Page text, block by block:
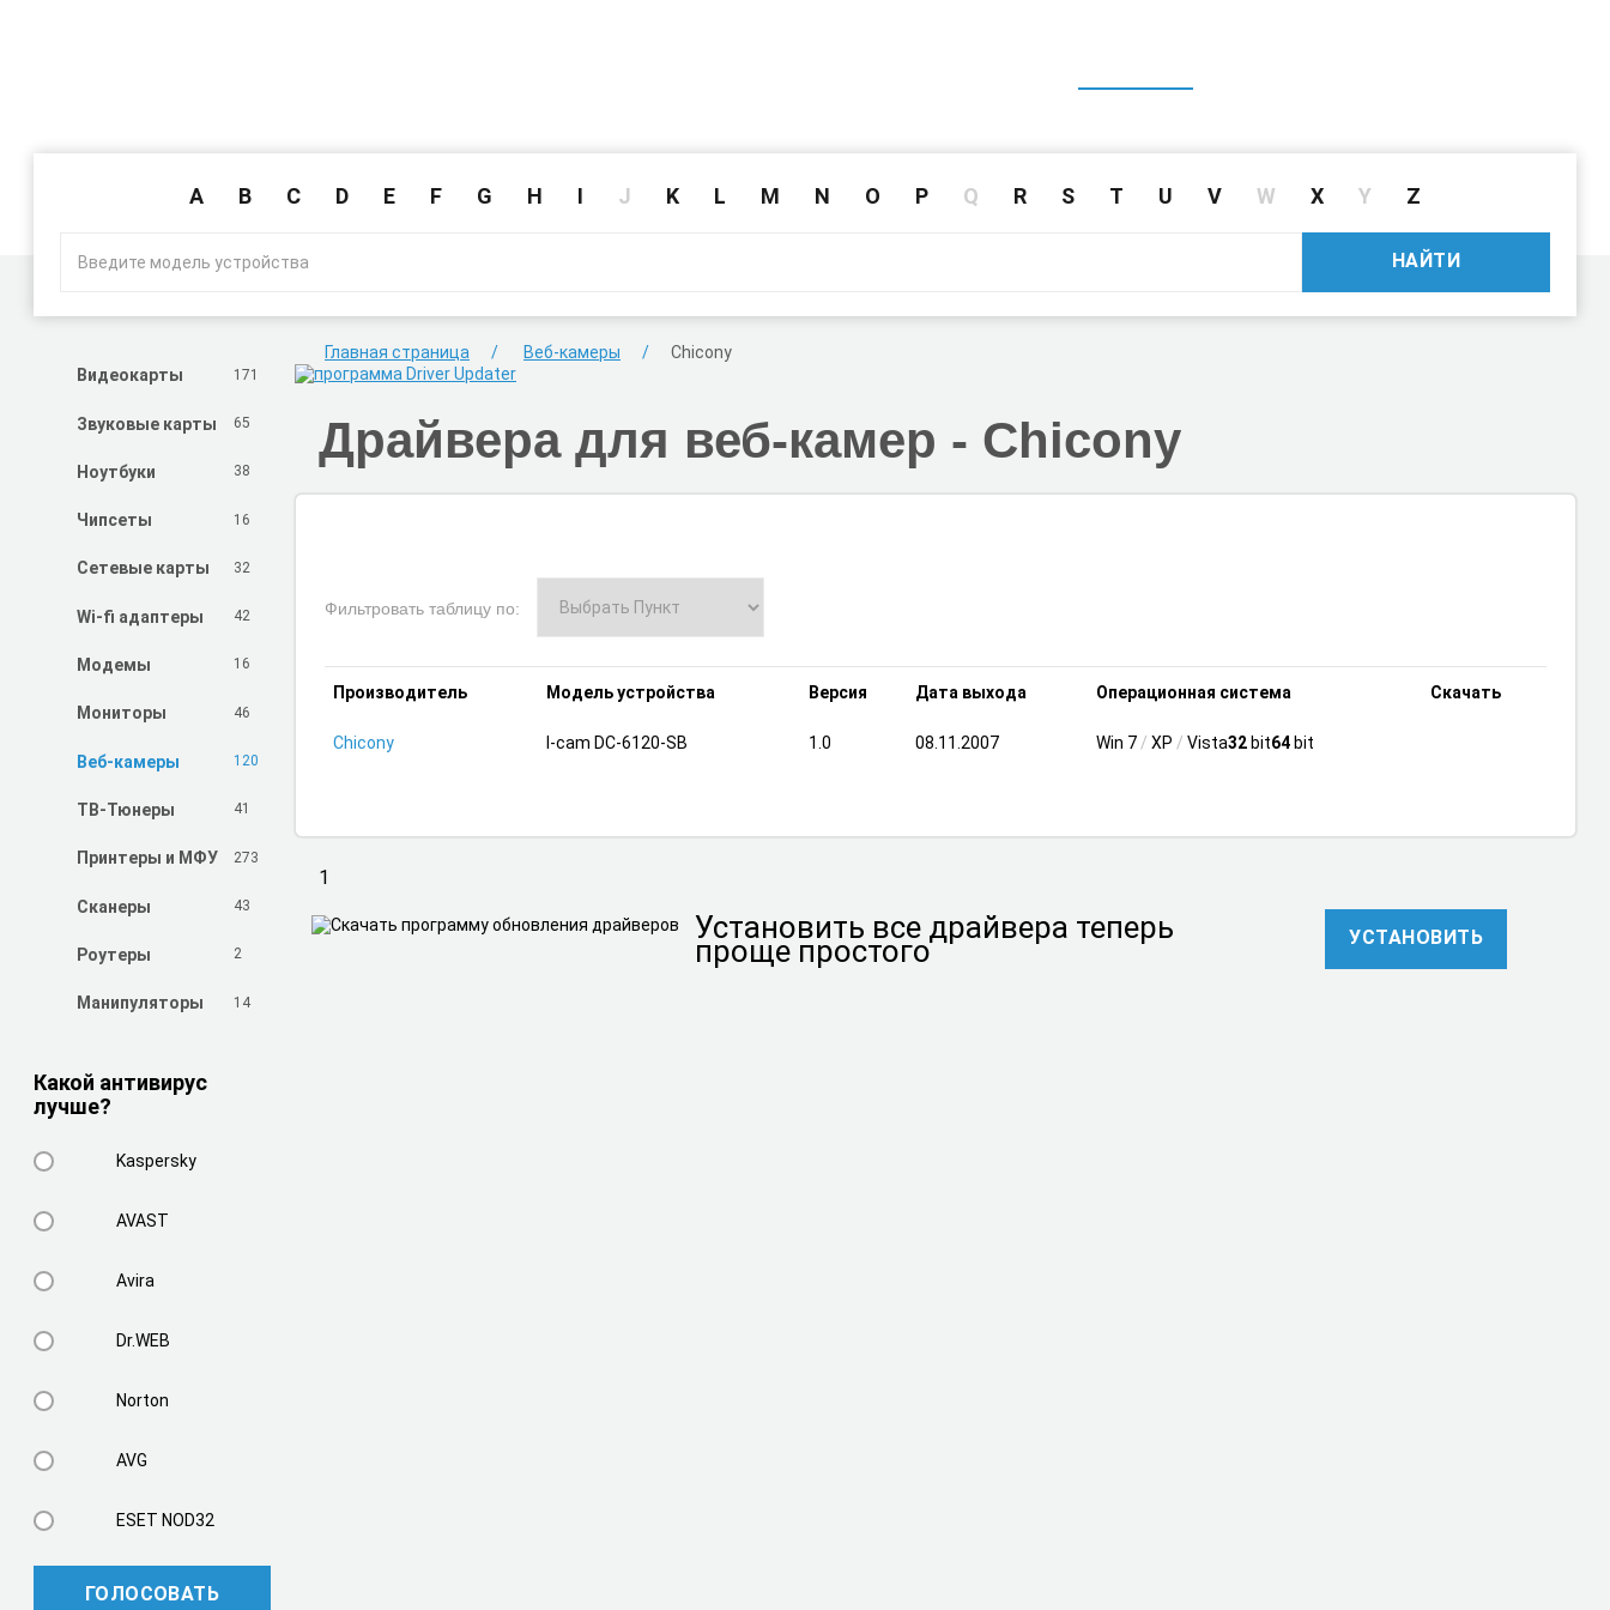
A B C D E F G H I J K L M N O P Q R S T U V W X Y Z
НАЙТИ
Видеокарты 171
Звуковые карты 65
Ноутбуки 38
Чипсеты 16
Сетевые карты 32
Wi-fi адаптеры 42
Модемы 16
Мониторы 46
Веб-камеры 120
ТВ-Тюнеры 41
Принтеры и МФУ 273
Сканеры 43
Роутеры 2
Манипуляторы 14
Какой антивирус
лучше?
Kaspersky
AVAST
Avira
Dr.WEB
Norton
AVG
ESET NOD32
ГОЛОСОВАТЬ
Главная страница Веб-камеры Chicony
Драйвера для веб-камер - Chicony
Фильтровать таблицу по:
Производитель Модель устройства Версия Дата выхода Операционная система Скачать
Chicony I-cam DC-6120-SB 1.0 08.11.2007 Win 7/ XP / Vista32 bit64 bit
1
Установить все драйвера теперь
проще простого УСТАНОВИТЬ